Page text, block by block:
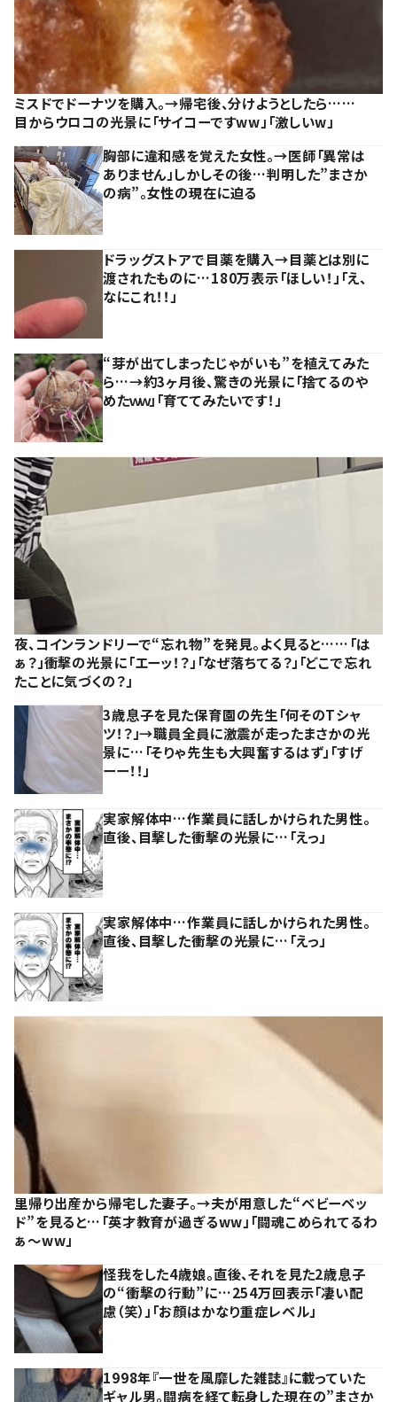
ミスドでドーナツを購入。→帰宅後、分けようとしたら……
目からウロコの光景に「サイコーですww」「激しいw」
胸部に違和感を覚えた女性。→医師「異常は
ありません」しかしその後…判明した”まさか
の病”。女性の現在に迫る
ドラッグストアで目薬を購入→目薬とは別に
渡されたものに…180万表示「ほしい！」「え、
なにこれ！！」
“芽が出てしまったじゃがいも”を植えてみた
ら…→約3ヶ月後、驚きの光景に「捨てるのや
めたｗｗ」「育ててみたいです！」
夜、コインランドリーで“忘れ物”を発見。よく見ると……「は
ぁ？」衝撃の光景に「エーッ！？」「なぜ落ちてる？」「どこで忘れ
たことに気づくの？」
3歳息子を見た保育園の先生「何そのTシャ
ツ！？」→職員全員に激震が走ったまさかの光
景に…「そりゃ先生も大興奮するはず」「すげ
ーー！！」
実家解体中…作業員に話しかけられた男性。
直後、目撃した衝撃の光景に…「えっ」
実家解体中…作業員に話しかけられた男性。
直後、目撃した衝撃の光景に…「えっ」
里帰り出産から帰宅した妻子。→夫が用意した“ベビーベッ
ド”を見ると…「英才教育が過ぎるww」「闘魂こめられてるわ
ぁ～ww」
怪我をした4歳娘。直後、それを見た2歳息子
の“衝撃の行動”に…254万回表示「凄い配
慮（笑）」「お顔はかなり重症レベル」
1998年『一世を風靡した雑誌』に載っていた
ギャル男。闘病を経て転身した現在の”まさか